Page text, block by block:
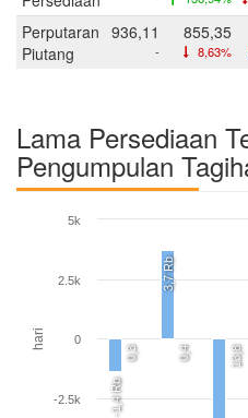
Perputaran
Piutang
936,11
-
855,35
8,63%
Lama Persediaan
Pengumpulan
hari
-1,4 Rb
3,7 Rb
0,3 0,4 13,8
-2.5k
0
2.5k
5k